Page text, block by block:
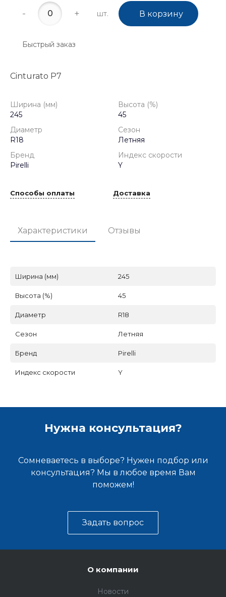
- + шт. В корзину
Быстрый заказ
Cinturato P7
Ширина (мм)
245
Высота (%)
45
Диаметр
R18
Сезон
Летняя
Бренд
Pirelli
Индекс скорости
Y
Способы оплаты Доставка
Характеристики Отзывы
Ширина (мм) 245
Высота (%) 45
Диаметр R18
Сезон Летняя
Бренд Pirelli
Индекс скорости Y
Нужна консультация?
Сомневаетесь в выборе? Нужен подбор или
консультация? Мы в любое время Вам
поможем!
Задать вопрос
О компании
Новости